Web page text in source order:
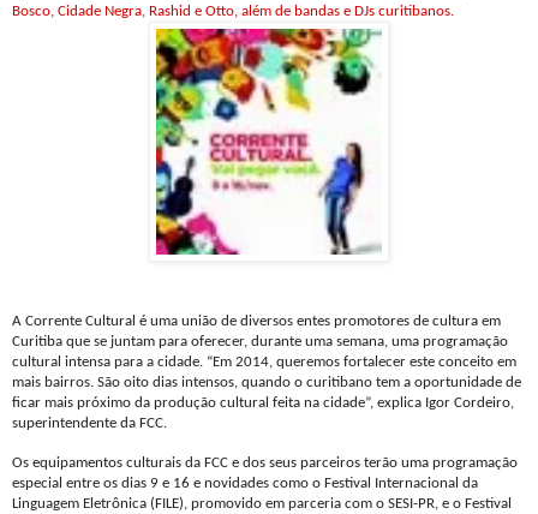
Bosco, Cidade Negra, Rashid e Otto, além de bandas e DJs curitibanos.
A Corrente Cultural é uma união de diversos entes promotores de cultura em
Curitiba que se juntam para oferecer, durante uma semana, uma programação
cultural intensa para a cidade. “Em 2014, queremos fortalecer este conceito em
mais bairros. São oito dias intensos, quando o curitibano tem a oportunidade de
ficar mais próximo da produção cultural feita na cidade”, explica Igor Cordeiro,
superintendente da FCC.
Os equipamentos culturais da FCC e dos seus parceiros terão uma programação
especial entre os dias 9 e 16 e novidades como o Festival Internacional da
Linguagem Eletrônica (FILE), promovido em parceria com o SESI-PR, e o Festival